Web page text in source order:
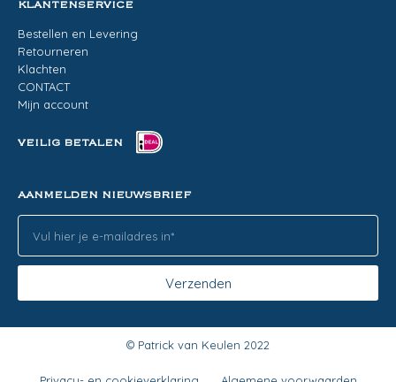
KLANTENSERVICE
Bestellen en Levering
Retourneren
Klachten
CONTACT
Mijn account
VEILIG BETALEN
AANMELDEN NIEUWSBRIEF
Verzenden
© Patrick van Keulen 2022